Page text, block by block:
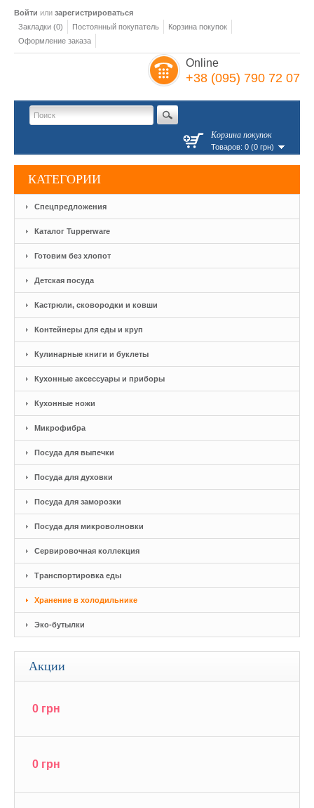
Войти или зарегистрироваться
Закладки (0)
Постоянный покупатель
Корзина покупок
Оформление заказа
Online
+38 (095) 790 72 07
Корзина покупок
Товаров: 0 (0 грн)
КАТЕГОРИИ
Спецпредложения
Каталог Tupperware
Готовим без хлопот
Детская посуда
Кастрюли, сковородки и ковши
Контейнеры для еды и круп
Кулинарные книги и буклеты
Кухонные аксессуары и приборы
Кухонные ножи
Микрофибра
Посуда для выпечки
Посуда для духовки
Посуда для заморозки
Посуда для микроволновки
Сервировочная коллекция
Транспортировка еды
Хранение в холодильнике
Эко-бутылки
Акции
0 грн
0 грн